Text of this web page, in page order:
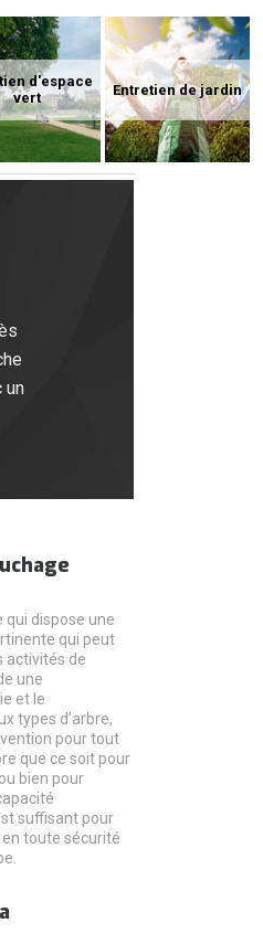
d'espace
vert
Entretien de jardin
un
qui dispose une
qui peut
activités de
une
et le
types d’arbre,
pour tout
que ce soit pour
bien pour
suffisant pour
toute sécurité